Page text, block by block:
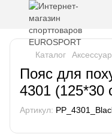
Каталог
Пояс для
4301 (125*30
Артикул: